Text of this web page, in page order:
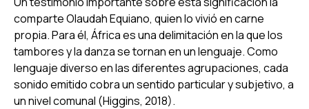
comparte Olaudah Equiano, quien lo vivió en carne
propia. Para él, África es una delimitación en la que los
tambores y la danza se tornan en un lenguaje. Como
lenguaje diverso en las diferentes agrupaciones, cada
sonido emitido cobra un sentido particular y subjetivo, a
un nivel comunal (Higgins, 2018).